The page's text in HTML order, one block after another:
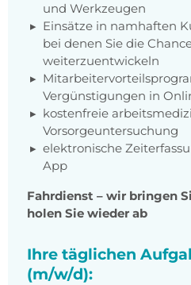
und Werkzeugen
Einsätze in namhaften
bei denen Sie die
weiterzuentwickeln
Vergünstigungen in
kostenfreie
Vorsorgeuntersuchung
elektronische
App
Fahrdienst – wir bringen
holen Sie wieder ab
Ihre täglichen
(m/w/d):